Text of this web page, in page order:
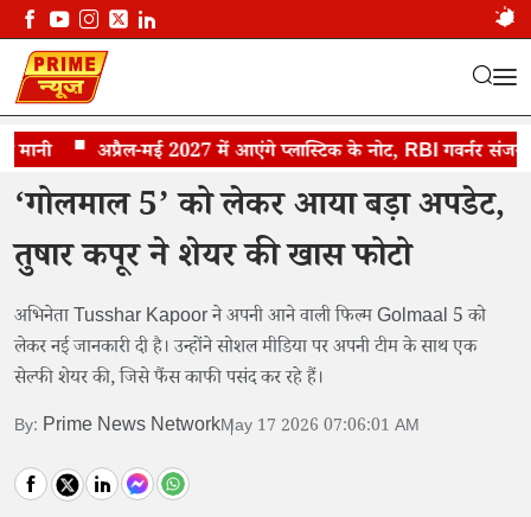
अप्रैल-मई 2027 में आएंगे प्लास्टिक के नोट, RBI गवर्नर संजय
गोलमाल 5’ पर तुषार कपूर का बड़ा अपडेट
‘गोलमाल 5’ को लेकर आया बड़ा अपडेट,
तुषार कपूर ने शेयर की खास फोटो
अभिनेता Tusshar Kapoor ने अपनी आने वाली फिल्म Golmaal 5 को
लेकर नई जानकारी दी है। उन्होंने सोशल मीडिया पर अपनी टीम के साथ एक
सेल्फी शेयर की, जिसे फैंस काफी पसंद कर रहे हैं।
By: Prime News NetworkMay 17 2026 07:06:01 AM